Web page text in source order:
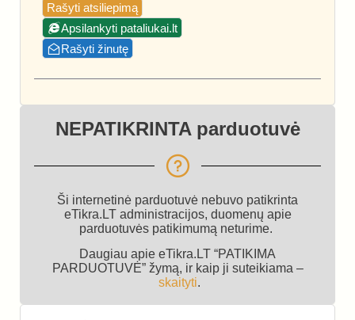
Rašyti atsiliepimą
Apsilankyti pataliukai.lt
Rašyti žinutę
NEPATIKRINTA parduotuvė
Ši internetinė parduotuvė nebuvo patikrinta
eTikra.LT administracijos, duomenų apie
parduotuvės patikimumą neturime.
Daugiau apie eTikra.LT “PATIKIMA
PARDUOTUVĖ” žymą, ir kaip ji suteikiama –
skaityti.